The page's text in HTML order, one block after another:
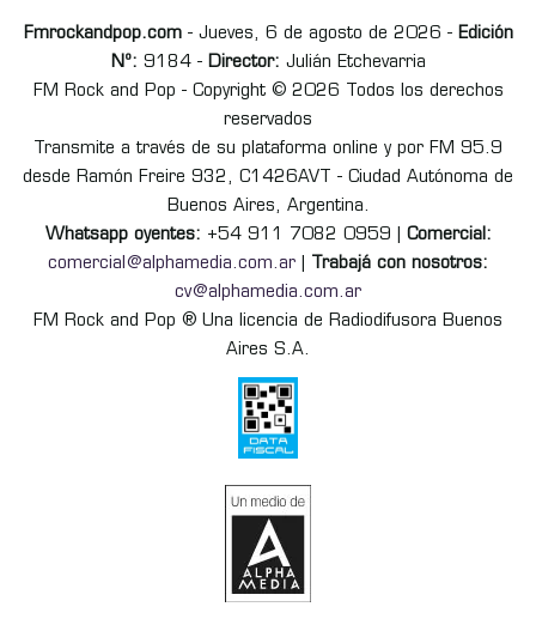
Fmrockandpop.com- Jueves, 6 de agosto de 2026 - Edición
Nº: 9184 - Director: Julián Etchevarria
FM Rock and Pop - Copyright © 2026 Todos los derechos
reservados
Transmite a través de su plataforma online y por FM 95.9
desde Ramón Freire 932, C1426AVT - Ciudad Autónoma de
Buenos Aires, Argentina.
Whatsapp oyentes: +54 911 7082 0959 | Comercial:
comercial@alphamedia.com.ar
Trabajá con nosotros:
cv@alphamedia.com.ar
FM Rock and Pop ® Una licencia de Radiodifusora Buenos
Aires S.A.